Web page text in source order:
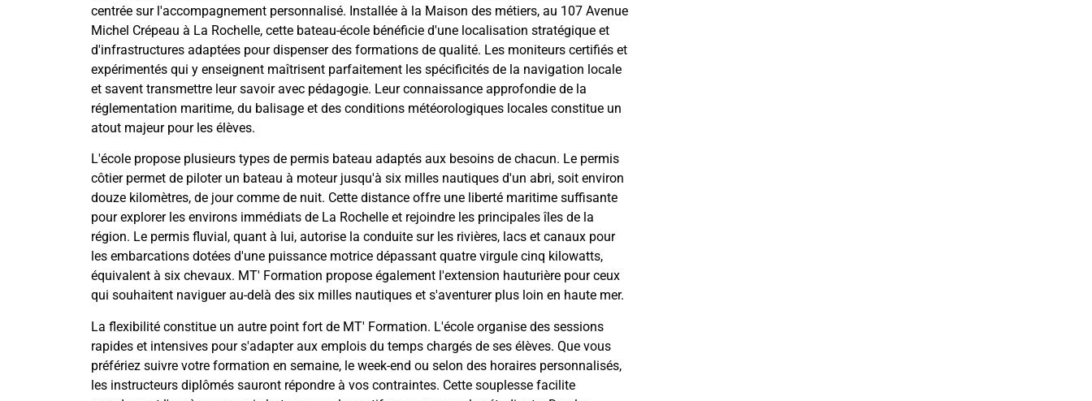
centrée sur l'accompagnement personnalisé. Installée à la Maison des métiers, au 107 Avenue
Michel Crépeau à La Rochelle, cette bateau-école bénéficie d'une localisation stratégique et
d'infrastructures adaptées pour dispenser des formations de qualité. Les moniteurs certifiés et
expérimentés qui y enseignent maîtrisent parfaitement les spécificités de la navigation locale
et savent transmettre leur savoir avec pédagogie. Leur connaissance approfondie de la
réglementation maritime, du balisage et des conditions météorologiques locales constitue un
atout majeur pour les élèves.
L'école propose plusieurs types de permis bateau adaptés aux besoins de chacun. Le permis
côtier permet de piloter un bateau à moteur jusqu'à six milles nautiques d'un abri, soit environ
douze kilomètres, de jour comme de nuit. Cette distance offre une liberté maritime suffisante
pour explorer les environs immédiats de La Rochelle et rejoindre les principales îles de la
région. Le permis fluvial, quant à lui, autorise la conduite sur les rivières, lacs et canaux pour
les embarcations dotées d'une puissance motrice dépassant quatre virgule cinq kilowatts,
équivalent à six chevaux. MT' Formation propose également l'extension hauturière pour ceux
qui souhaitent naviguer au-delà des six milles nautiques et s'aventurer plus loin en haute mer.
La flexibilité constitue un autre point fort de MT' Formation. L'école organise des sessions
rapides et intensives pour s'adapter aux emplois du temps chargés de ses élèves. Que vous
préfériez suivre votre formation en semaine, le week-end ou selon des horaires personnalisés,
les instructeurs diplômés sauront répondre à vos contraintes. Cette souplesse facilite